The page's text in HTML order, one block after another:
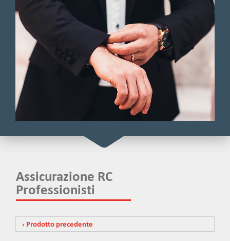
Assicurazione RC
Professionisti
‹ Prodotto precedente